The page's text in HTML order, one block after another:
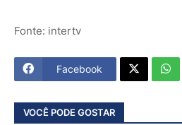
Fonte: intertv
Facebook
VOCÊ PODE GOSTAR